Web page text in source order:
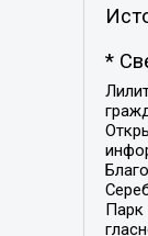
*
Парк